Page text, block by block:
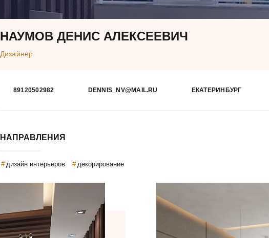
НАУМОВ ДЕНИС АЛЕКСЕЕВИЧ
Дизайнер
89120502982 DENNIS_NV@MAIL.RU ЕКАТЕРИНБУРГ
НАПРАВЛЕНИЯ
дизайн интерьеров декорирование